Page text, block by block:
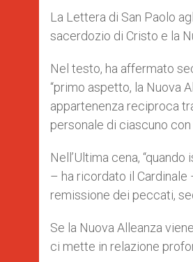
La Lettera di San Paolo
sacerdozio di Cristo e la
Nel testo, ha affermato
“primo aspetto, la Nuova
appartenenza reciproca
personale di ciascuno
Nell’Ultima cena,
– ha ricordato il Cardinale
remissione dei peccati,
Se la Nuova Alleanza
ci mette in relazione